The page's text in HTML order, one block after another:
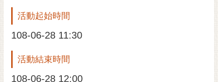
市府團隊
主題服務
市政資訊
活動起始時間
108-06-28 11:30
活動結束時間
108-06-28 12:00